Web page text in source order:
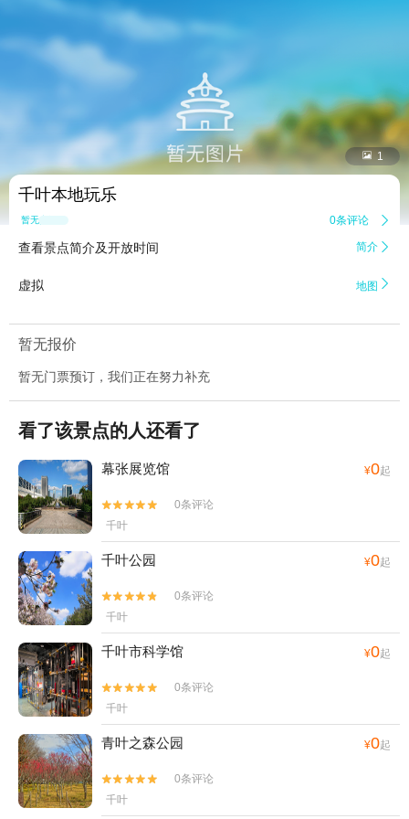
 1
千叶本地玩乐
暂无点评 0条评论 
查看景点简介及开放时间 简介 
虚拟 地图 
暂无报价
暂无门票预订，我们正在努力补充
看了该景点的人还看了
幕张展览馆 ¥0起


0条评论
千叶
千叶公园 ¥0起


0条评论
千叶
千叶市科学馆 ¥0起


0条评论
千叶
青叶之森公园 ¥0起


0条评论
千叶